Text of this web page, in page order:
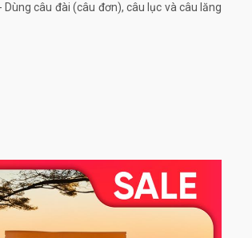
câu đài (câu đơn), câu lục và câu lăng